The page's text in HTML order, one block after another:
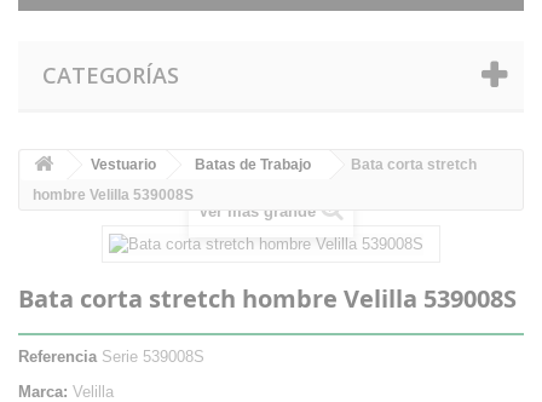
CATEGORÍAS
Vestuario Batas de Trabajo
Bata corta stretch
hombre Velilla 539008S
Ver más grande
Bata corta stretch hombre Velilla 539008S
Referencia Serie 539008S
Marca: Velilla